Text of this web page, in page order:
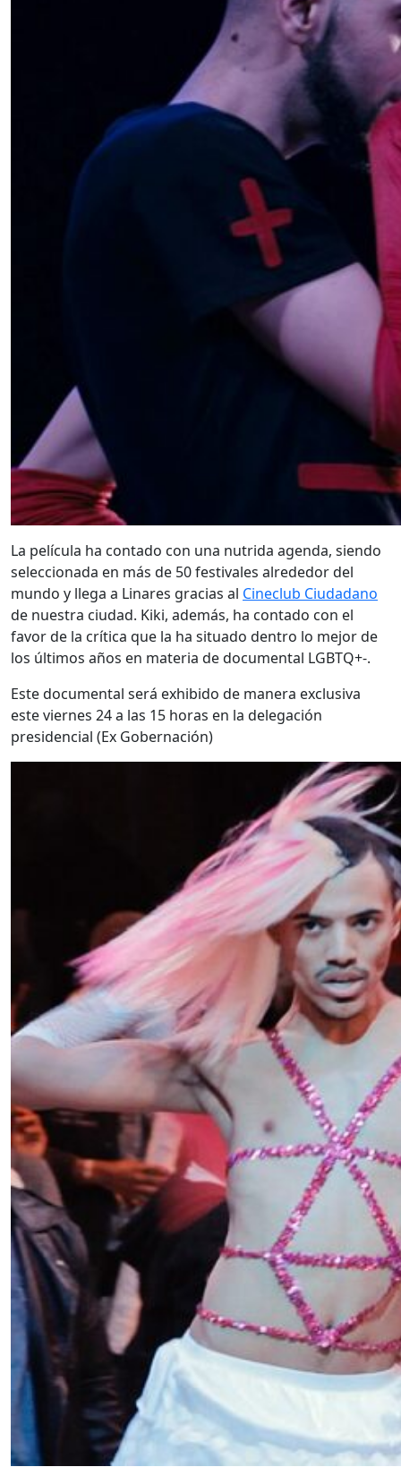
La película ha contado con una nutrida agenda, siendo
seleccionada en más de 50 festivales alrededor del
mundo y llega a Linares gracias al Cineclub Ciudadano
de nuestra ciudad. Kiki, además, ha contado con el
favor de la crítica que la ha situado dentro lo mejor de
los últimos años en materia de documental LGBTQ+-.
Este documental será exhibido de manera exclusiva
este viernes 24 a las 15 horas en la delegación
presidencial (Ex Gobernación)